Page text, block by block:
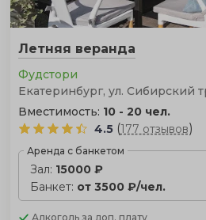
Летняя веранда
Фудстори
Екатеринбург, ул. Сибирский
Вместимость: 10 - 20 чел.
4.5 (177 отзывов)
Аренда с банкетом
Зал: 15000 ₽
Банкет: от 3500 ₽/чел.
Алкоголь за доп. плату